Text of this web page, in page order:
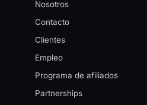
Nosotros
Contacto
Clientes
Empleo
Programa de afiliados
Partnerships